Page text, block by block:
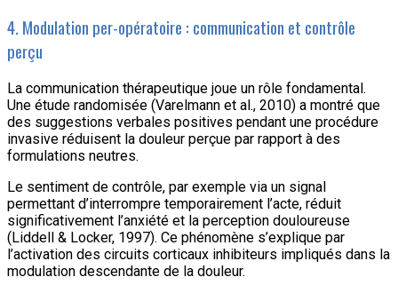
4. Modulation per-opératoire : communication et contrôle
perçu
La communication thérapeutique joue un rôle fondamental.
Une étude randomisée (Varelmann et al., 2010) a montré que
des suggestions verbales positives pendant une procédure
invasive réduisent la douleur perçue par rapport à des
formulations neutres.
Le sentiment de contrôle, par exemple via un signal
permettant d’interrompre temporairement l’acte, réduit
significativement l’anxiété et la perception douloureuse
(Liddell & Locker, 1997). Ce phénomène s’explique par
l’activation des circuits corticaux inhibiteurs impliqués dans la
modulation descendante de la douleur.